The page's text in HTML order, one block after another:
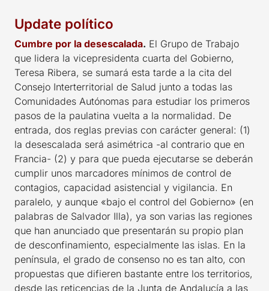
Update político
Cumbre por la desescalada. El Grupo de Trabajo
que lidera la vicepresidenta cuarta del Gobierno,
Teresa Ribera, se sumará esta tarde a la cita del
Consejo Interterritorial de Salud junto a todas las
Comunidades Autónomas para estudiar los primeros
pasos de la paulatina vuelta a la normalidad. De
entrada, dos reglas previas con carácter general: (1)
la desescalada será asimétrica -al contrario que en
Francia- (2) y para que pueda ejecutarse se deberán
cumplir unos marcadores mínimos de control de
contagios, capacidad asistencial y vigilancia. En
paralelo, y aunque «bajo el control del Gobierno» (en
palabras de Salvador Illa), ya son varias las regiones
que han anunciado que presentarán su propio plan
de desconfinamiento, especialmente las islas. En la
península, el grado de consenso no es tan alto, con
propuestas que difieren bastante entre los territorios,
desde las reticencias de la Junta de Andalucía a las